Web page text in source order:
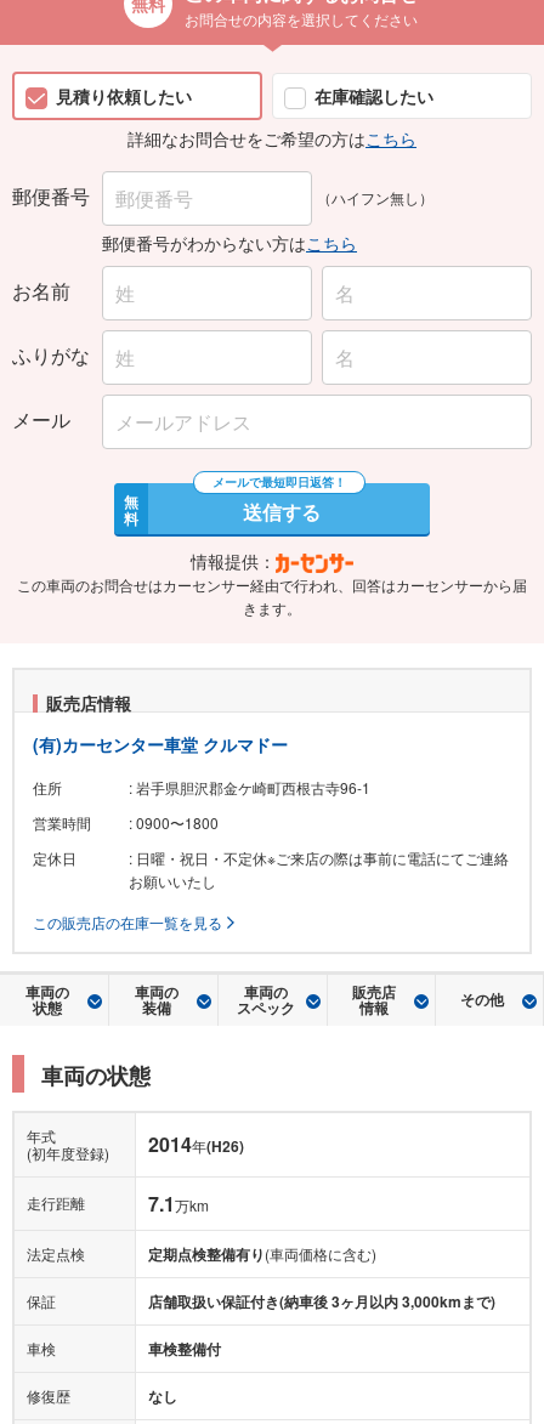
お問合せの内容を選択してください
見積り依頼したい
在庫確認したい
詳細なお問合せをご希望の方はこちら
郵便番号 （ハイフン無し）
郵便番号がわからない方はこちら
お名前
ふりがな
メール
無
料 送信する
情報提供：
この車両のお問合せはカーセンサー経由で行われ、回答はカーセンサーから届
きます。
販売店情報
(有)カーセンター車堂 クルマドー
住所
: 岩手県胆沢郡金ケ崎町西根古寺96-1
営業時間
: 0900〜1800
定休日
: 日曜・祝日・不定休※ご来店の際は事前に電話にてご連絡
お願いいたし
この販売店の在庫一覧を見る
車両の
状態
車両の
装備
車両の
スペック
販売店
情報 その他
車両の状態
年式
(初年度登録)
2014年(H26)
走行距離 7.1万km
法定点検 定期点検整備有り(車両価格に含む)
保証 店舗取扱い保証付き(納車後 3ヶ月以内 3,000kmまで)
車検 車検整備付
修復歴 なし